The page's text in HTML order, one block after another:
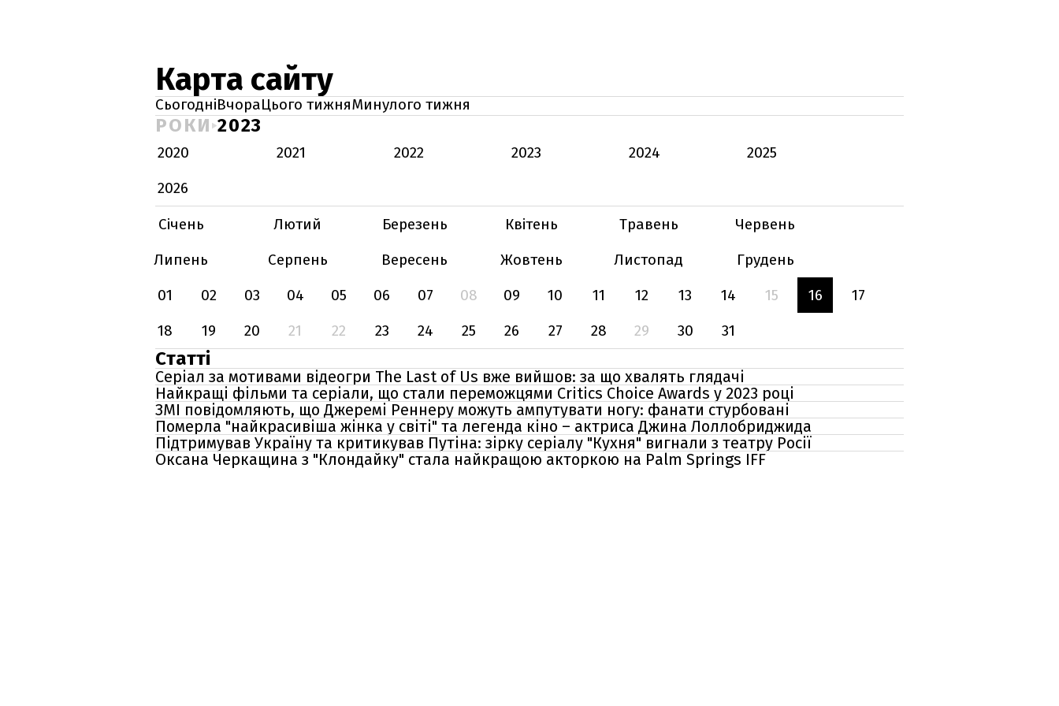
Карта сайту
СьогодніВчораЦього тижняМинулого тижня
РОКИ 2023
2020 2021 2022 2023 2024
2025
2026
Січень
Лютий Березень Квітень Травень
Червень
Липень
Серпень Вересень Жовтень Листопад
Грудень
01
02 03 04 05 06 07 08 09 10 11 12 13 14 15 16
17
18
19 20 21 22 23 24 25 26 27 28 29 30 31
Статті
Серіал за мотивами відеогри The Last of Us вже вийшов: за що хвалять глядачі
Найкращі фільми та серіали, що стали переможцями Critics Choice Awards у 2023 році
ЗМІ повідомляють, що Джеремі Реннеру можуть ампутувати ногу: фанати стурбовані
Померла "найкрасивіша жінка у світі" та легенда кіно – актриса Джина Лоллобриджида
Підтримував Україну та критикував Путіна: зірку серіалу "Кухня" вигнали з театру Росії
Оксана Черкащина з "Клондайку" стала найкращою акторкою на Palm Springs IFF